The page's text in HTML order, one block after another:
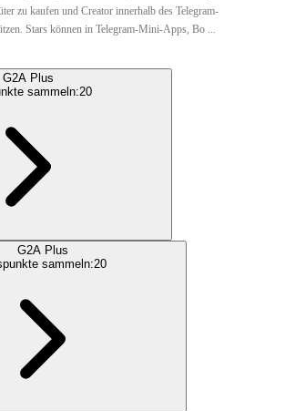
zu kaufen und Creator innerhalb des Telegram-
Stars können in Telegram-Mini-Apps, Bo ...
G2A Plus
sammeln:20
G2A Plus
sammeln:20